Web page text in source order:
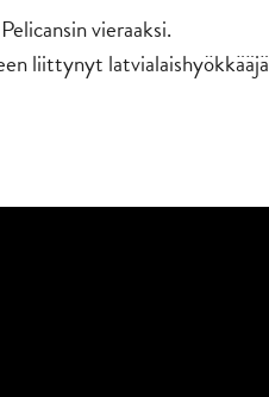
vieraaksi.
liittynyt latvialaishyökkääjä